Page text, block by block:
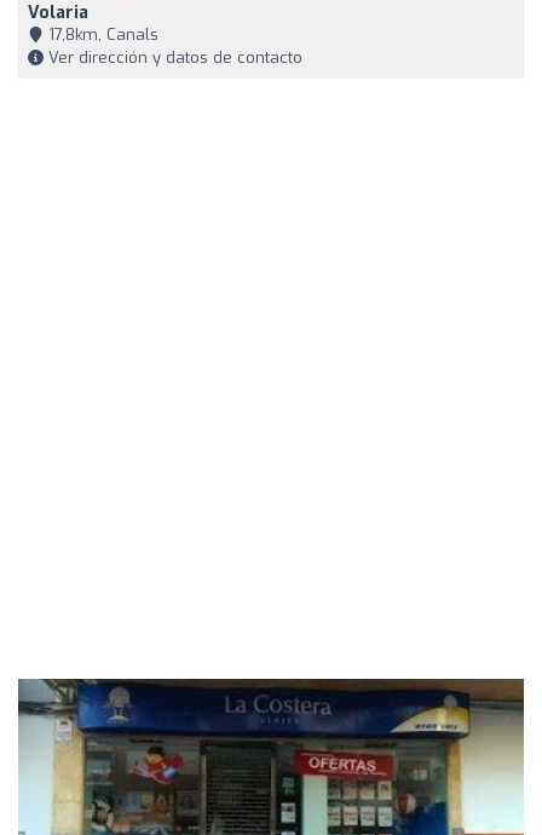
Volaria
17,8km, Canals
Ver dirección y datos de contacto